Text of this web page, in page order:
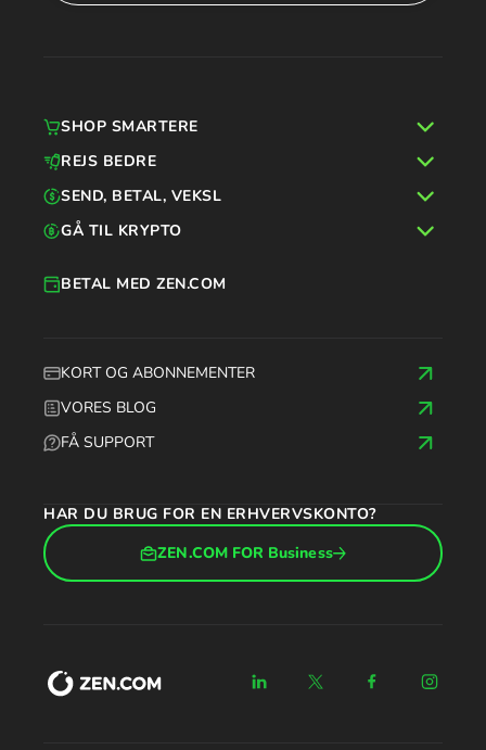
KORT OG ABONNEMENTER
VORES BLOG
FÅ SUPPORT
BETAL MED ZEN.COM
HAR DU BRUG FOR EN ERHVERVSKONTO?
ZEN.COM FOR Business
SHOP SMARTERE
REJS BEDRE
SEND, BETAL, VEKSL
GÅ TIL KRYPTO